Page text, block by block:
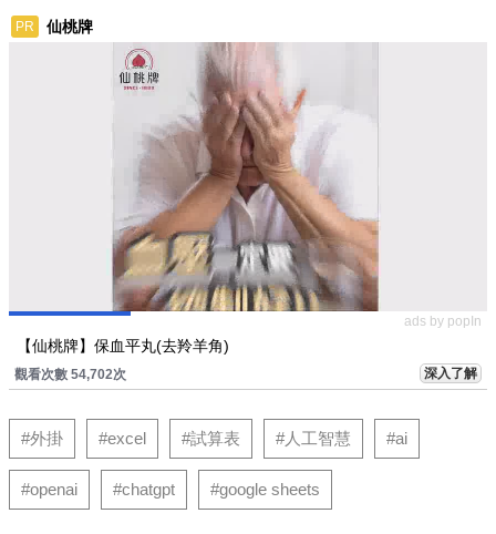
PR 仙桃牌
ads by popIn
【仙桃牌】保血平丸(去羚羊角)
觀看次數 54,702次 深入了解
#外掛 #excel #試算表 #人工智慧 #ai
#openai #chatgpt #google sheets